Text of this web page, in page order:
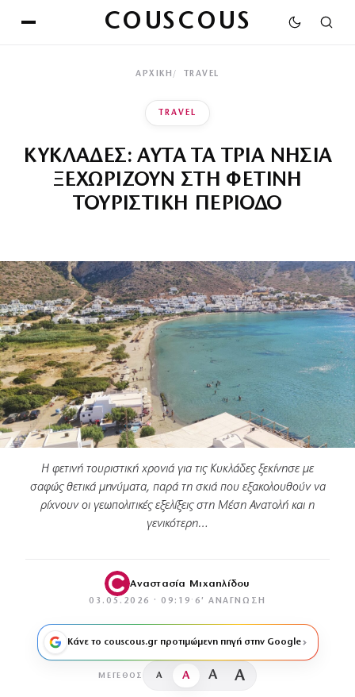
COUSCOUS
ΑΡΧΙΚΉ TRAVEL
TRAVEL
ΚΥΚΛΑΔΕΣ: ΑΥΤΑ ΤΑ ΤΡΙΑ ΝΗΣΙΑ
ΞΕΧΩΡΙΖΟΥΝ ΣΤΗ ΦΕΤΙΝΗ
ΤΟΥΡΙΣΤΙΚΗ ΠΕΡΙΟΔΟ
Η φετινή τουριστική χρονιά για τις Κυκλάδες ξεκίνησε με
σαφώς θετικά μηνύματα, παρά τη σκιά που εξακολουθούν να
ρίχνουν οι γεωπολιτικές εξελίξεις στη Μέση Ανατολή και η
γενικότερη…
Αναστασία Μιχαηλίδου
03.05.2026 · 09:19 · 6′ ΑΝΆΓΝΩΣΗ
Κάνε το couscous.gr προτιμώμενη πηγή στην Google
ΜΈΓΕΘΟΣ A A A A